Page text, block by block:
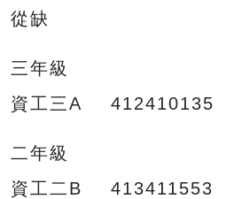
從缺
三年級
資工三A 412410135
二年級
資工二B 413411553